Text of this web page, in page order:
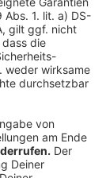
die
Eindruck
können